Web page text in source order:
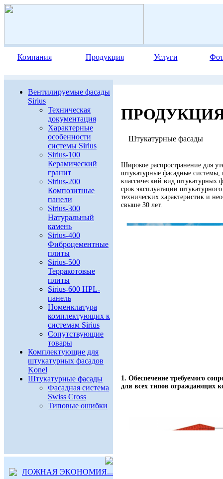
Компания Продукция Услуги
Вентилируемые фасады
Sirius
Техническая
документация
Характерные
особенности
системы Sirius
Sirius-100
Керамический
гранит
Sirius-200
Композитные
панели
Sirius-300
Натуральный
камень
Sirius-400
Фиброцементные
плиты
Sirius-500
Терракотовые
плиты
Sirius-600 HPL-
панель
Номенклатура
комплектующих к
системам Sirius
Сопутствующие
товары
Комплектующие для
штукатурных фасадов
Konel
Штукатурные фасады
Фасадная система
Swiss Cross
Типовые ошибки
ЛОЖНАЯ ЭКОНОМИЯ...
Штукатурные фасады
Широкое распространение для
штукатурные фасадные
классический вид штукатурных
срок эксплуатации
технических характеристик и
свыше 30 лет.
1. Обеспечение требуемого
для всех типов ограждающих